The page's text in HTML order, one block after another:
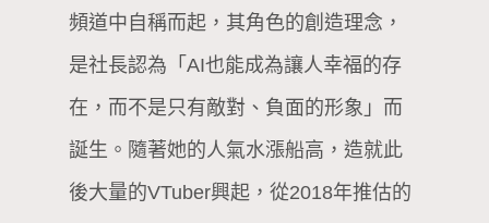
頻道中自稱而起，其角色的創造理念，
是社長認為「AI也能成為讓人幸福的存
在，而不是只有敵對、負面的形象」而
誕生。隨著她的人氣水漲船高，造就此
後大量的VTuber興起，從2018年推估的